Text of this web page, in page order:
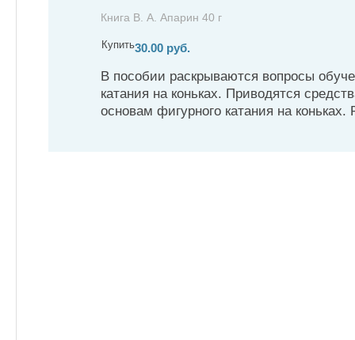
Книга В. А. Апарин 40 г
Купить30.00 руб.
В пособии раскрываются вопросы
катания на коньках. Приводятся
основам фигурного катания на